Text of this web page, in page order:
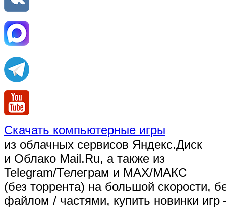
Скачать компьютерные игры
из облачных сервисов Яндекс.Диск
и Облако Mail.Ru, а также из
Telegram/Телеграм и MAX/МАКС
(без торрента) на большой скорости,
файлом / частями, купить новинки